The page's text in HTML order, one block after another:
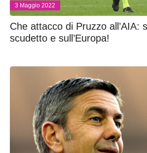
3 Maggio 2022
Che attacco di Pruzzo all’AIA:
scudetto e sull’Europa!